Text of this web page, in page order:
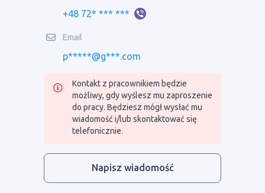
+48 72* *** ***
Email
p*****@g***.com
Kontakt z pracownikiem będzie
możliwy, gdy wyślesz mu zaproszenie
do pracy. Będziesz mógł wysłać mu
wiadomość i/lub skontaktować się
telefonicznie.
Napisz wiadomość